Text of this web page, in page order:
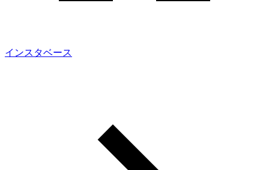
インスタベース